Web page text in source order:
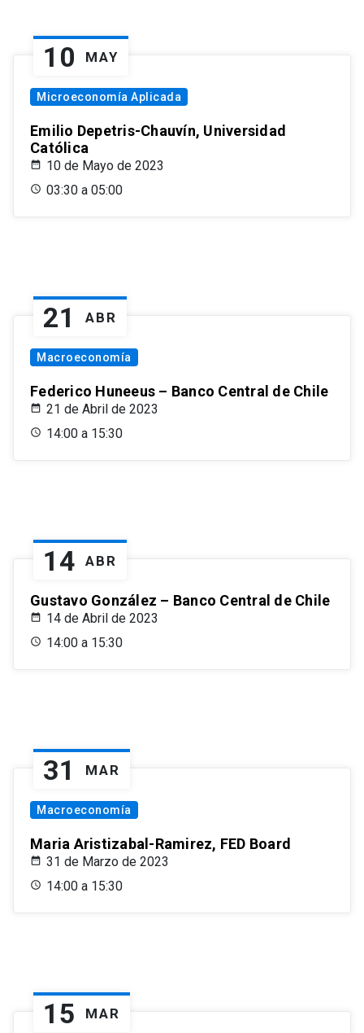
10 MAY
Microeconomía Aplicada
Emilio Depetris-Chauvín, Universidad
Católica
10 de Mayo de 2023
03:30 a 05:00
21 ABR
Macroeconomía
Federico Huneeus – Banco Central de Chile
21 de Abril de 2023
14:00 a 15:30
14 ABR
Gustavo González – Banco Central de Chile
14 de Abril de 2023
14:00 a 15:30
31 MAR
Macroeconomía
Maria Aristizabal-Ramirez, FED Board
31 de Marzo de 2023
14:00 a 15:30
15 MAR